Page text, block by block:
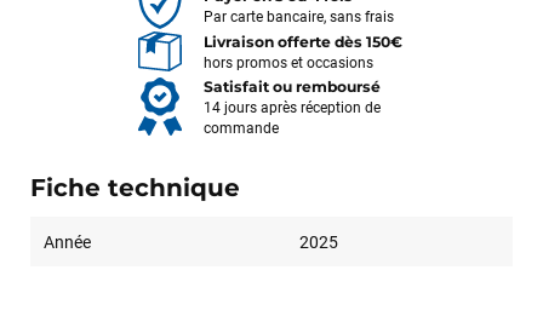
Par carte bancaire, sans frais
Livraison offerte dès 150€
hors promos et occasions
Satisfait ou remboursé
14 jours après réception de
commande
Fiche technique
Année 2025